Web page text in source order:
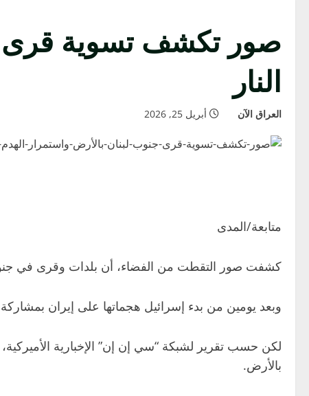
صور تكشف تسوية قرى
النار
العراق الآن أبريل 25, 2026
متابعة/المدى
كشفت صور التقطت من الفضاء، أن بلدات وقرى في جنوب
وبعد يومين من بدء إسرائيل هجماتها على إيران
لكن حسب تقرير لشبكة “سي إن إن” الإخبارية
بالأرض.